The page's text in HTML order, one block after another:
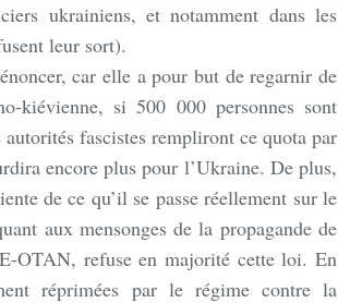
ukrainiens, et notamment dans les
leur sort).
car elle a pour but de regarnir de
kiévienne, si 500 000 personnes sont
fascistes rempliront ce quota par
encore plus pour l’Ukraine. De plus,
de ce qu’il se passe réellement sur le
aux mensonges de la propagande de
OTAN, refuse en majorité cette loi. En
réprimées par le régime contre la